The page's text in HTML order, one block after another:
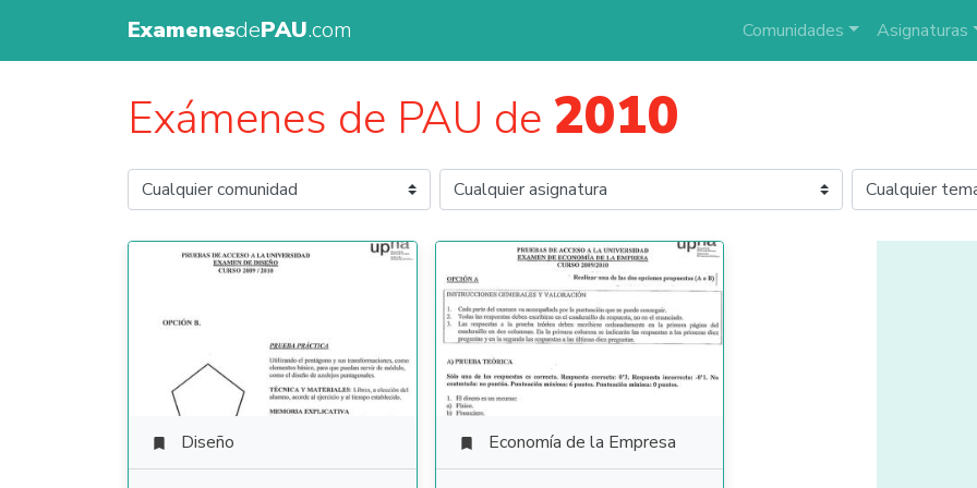
ExamenesdePAU.com Comunidades Asignaturas
Exámenes de PAU de 2010
 Diseño  Economía de la Empresa